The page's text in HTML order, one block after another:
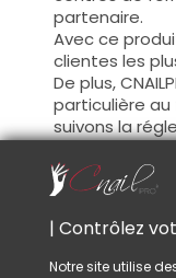
partenaire.
Avec ce
clientes les
De plus,
particulière
suivons la
garantissons
Ceci pour
optimale.
| Contrôlez
Notre site utilise